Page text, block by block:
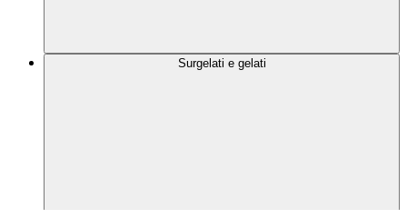
Surgelati e gelati